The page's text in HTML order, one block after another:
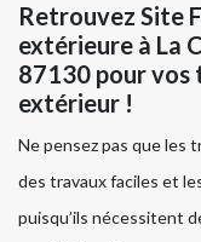
Retrouvez Site
extérieure à La
87130 pour vos
extérieur !
Ne pensez pas que les
des travaux faciles et
puisqu’ils nécessitent